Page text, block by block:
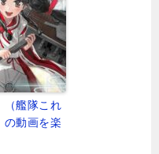
（艦隊これ
の動画を楽